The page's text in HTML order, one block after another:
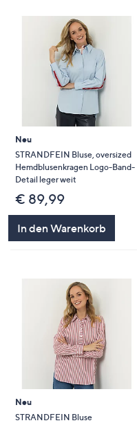
Neu
STRANDFEIN Bluse, oversized
Hemdblusenkragen Logo-Band-
Detail leger weit
€ 89,99
In den Warenkorb
Neu
STRANDFEIN Bluse